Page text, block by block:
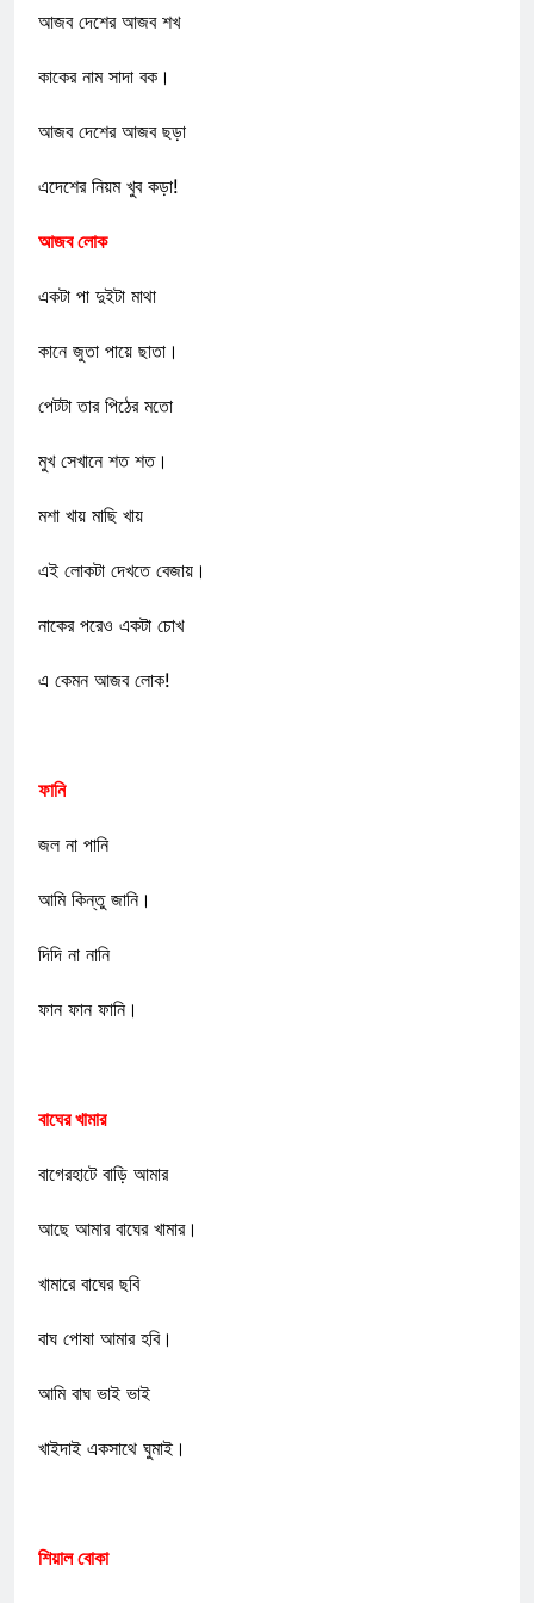
আজব দেশের আজব শখ
কাকের নাম সাদা বক।
আজব দেশের আজব ছড়া
এদেশের নিয়ম খুব কড়া!
আজব লোক
একটা পা দুইটা মাথা
কানে জুতা পায়ে ছাতা।
পেটটা তার পিঠের মতো
মুখ সেখানে শত শত।
মশা খায় মাছি খায়
এই লোকটা দেখতে বেজায়।
নাকের পরেও একটা চোখ
এ কেমন আজব লোক!
ফানি
জল না পানি
আমি কিন্তু জানি।
দিদি না নানি
ফান ফান ফানি।
বাঘের খামার
বাগেরহাটে বাড়ি আমার
আছে আমার বাঘের খামার।
খামারে বাঘের ছবি
বাঘ পোষা আমার হবি।
আমি বাঘ ভাই ভাই
খাইদাই একসাথে ঘুমাই।
শিয়াল বোকা